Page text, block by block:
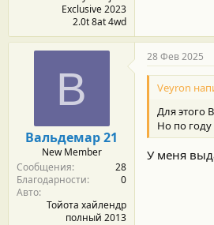
Exclusive 2023
2.0t 8at 4wd
В
Вальдемар 21
New Member
Сообщения
28
Благодарности
0
Авто
Тойота хайлендр
полный 2013
28 Фев 2025
Veyron
Для этого
Но по году
У меня